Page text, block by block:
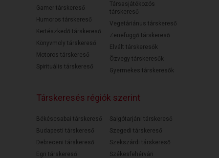
Gamer társkereső
Humoros társkereső
Kertészkedő társkereső
Könyvmoly társkereső
Motoros társkereső
Spirituális társkereső
Társasjátékozós
társkereső
Vegetáriánus társkereső
Zenefüggő társkereső
Elvált társkeresők
Özvegy társkeresők
Gyermekes társkeresők
Társkeresés régiók szerint
Békéscsabai társkereső
Budapesti társkereső
Debreceni társkereső
Egri társkereső
Salgótarjáni társkereső
Szegedi társkereső
Szekszárdi társkereső
Székesfehérvári